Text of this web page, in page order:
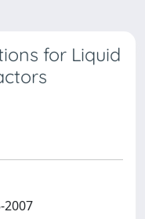
for Liquid
2007